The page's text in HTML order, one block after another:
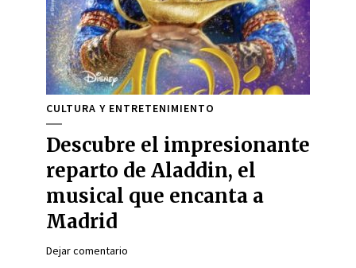
CULTURA Y ENTRETENIMIENTO
Descubre el impresionante
reparto de Aladdin, el
musical que encanta a
Madrid
Dejar comentario